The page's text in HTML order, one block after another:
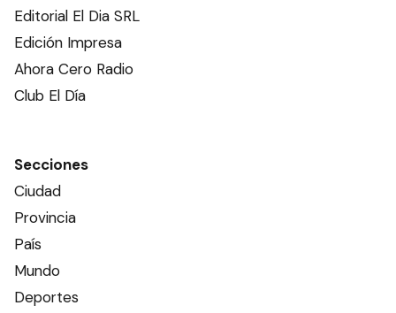
Editorial El Dia SRL
Edición Impresa
Ahora Cero Radio
Club El Día
Secciones
Ciudad
Provincia
País
Mundo
Deportes